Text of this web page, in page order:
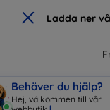
× Ladda ner
Behöver du hjälp?
Hej, välkommen till vår